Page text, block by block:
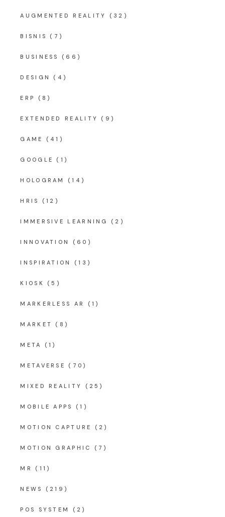
AUGMENTED REALITY (32)
BISNIS (7)
BUSINESS (66)
DESIGN (4)
ERP (8)
EXTENDED REALITY (9)
GAME (41)
GOOGLE (1)
HOLOGRAM (14)
HRIS (12)
IMMERSIVE LEARNING (2)
INNOVATION (60)
INSPIRATION (13)
KIOSK (5)
MARKERLESS AR (1)
MARKET (8)
META (1)
METAVERSE (70)
MIXED REALITY (25)
MOBILE APPS (1)
MOTION CAPTURE (2)
MOTION GRAPHIC (7)
MR (11)
NEWS (219)
POS SYSTEM (2)